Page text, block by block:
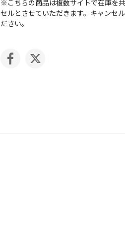
※こちらの商品は複数サイトで在庫を
セルとさせていただきます。キャンセ
ださい。